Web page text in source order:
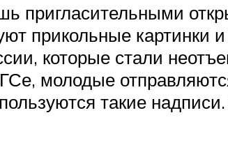
пригласительными
прикольные
которые стали
молодые
такие